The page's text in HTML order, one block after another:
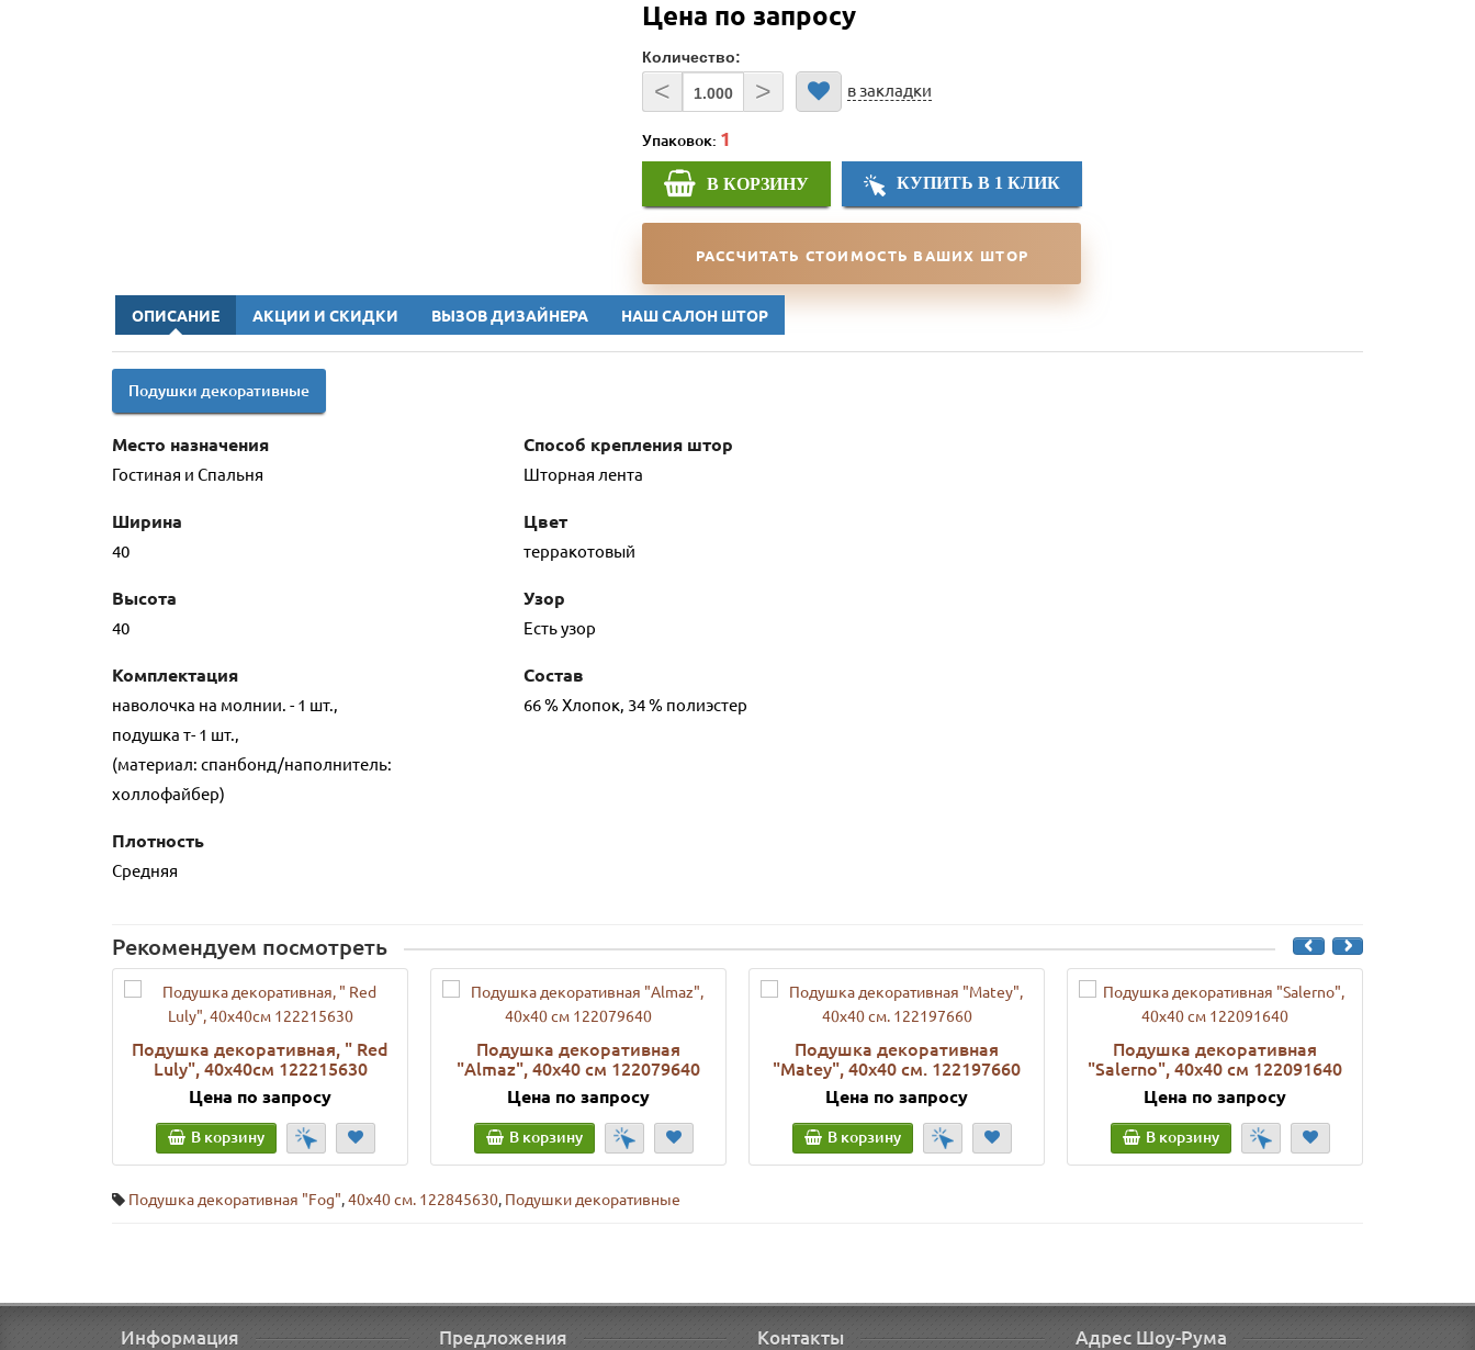
Цена по запросу
Количество:
< > в закладки
Упаковок:
В КОРЗИНУ КУПИТЬ В 1 КЛИК
РАССЧИТАТЬ СТОИМОСТЬ ВАШИХ ШТОР
ОПИСАНИЕ АКЦИИ И СКИДКИ ВЫЗОВ ДИЗАЙНЕРА НАШ САЛОН ШТОР
Подушки декоративные
Место назначения
Гостиная и Спальня
Ширина
40
Высота
40
Комплектация
наволочка на молнии. - 1 шт.,
подушка т- 1 шт.,
(материал: спанбонд/наполнитель:
холлофайбер)
Плотность
Средняя
Способ крепления штор
Шторная лента
Цвет
терракотовый
Узор
Есть узор
Состав
66 % Хлопок, 34 % полиэстер
Рекомендуем посмотреть
Подушка декоративная, " Red
Luly", 40x40см 122215630
Цена по запросу
В корзину
Подушка декоративная
"Almaz", 40х40 см 122079640
Цена по запросу
В корзину
Подушка декоративная
"Matey", 40х40 см. 122197660
Цена по запросу
В корзину
Подушка декоративная
"Salerno", 40х40 см 122091640
Цена по запросу
В корзину
Подушка декоративная "Fog",40х40 см. 122845630, Подушки декоративные
Информация Предложения Контакты Адрес Шоу-Рума